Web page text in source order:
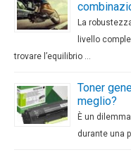
La
livello
trovare l’equilibrio …
Toner
meglio?
È un
durante una